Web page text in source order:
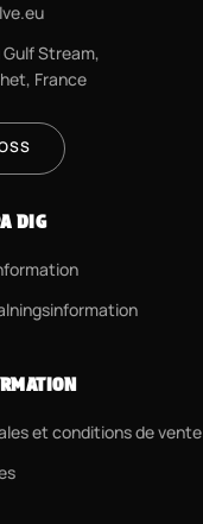
Stream,
France
DIG
et conditions de vente